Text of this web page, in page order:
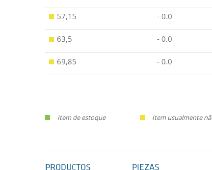
57,15 - 0.0
63,5 - 0.0
69,85 - 0.0
Item de estoque Item usualmente
PRODUCTOS PIEZAS